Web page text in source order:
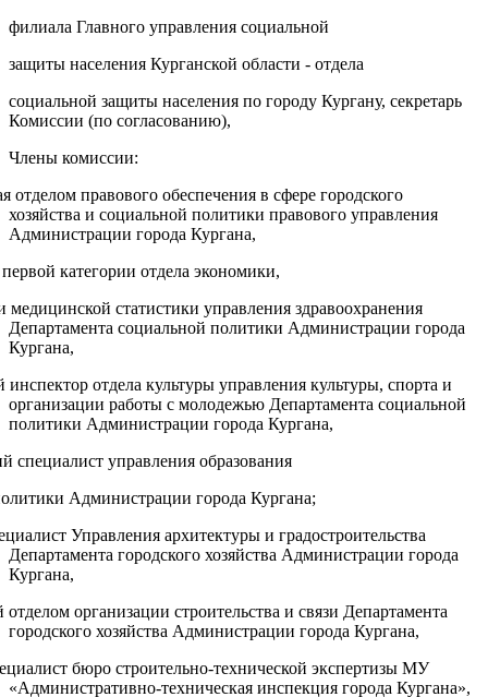
филиала Главного управления социальной
защиты населения Курганской области - отдела
социальной защиты населения по городу Кургану, секретарь
Комиссии (по согласованию),
Члены комиссии:
правового обеспечения в сфере городского
хозяйства и социальной политики правового управления
Администрации города Кургана,
категории отдела экономики,
статистики управления здравоохранения
Департамента социальной политики Администрации города
Кургана,
отдела культуры управления культуры, спорта и
организации работы с молодежью Департамента социальной
политики Администрации города Кургана,
управления образования
Администрации города Кургана;
Управления архитектуры и градостроительства
Департамента городского хозяйства Администрации города
Кургана,
организации строительства и связи Департамента
городского хозяйства Администрации города Кургана,
бюро строительно-технической экспертизы МУ
«Административно-техническая инспекция города Кургана»,